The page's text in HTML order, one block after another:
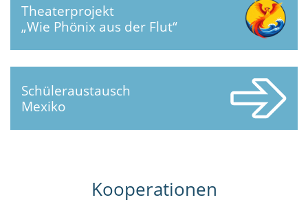
Theaterprojekt
„Wie Phönix aus der Flut“
Schüleraustausch
Mexiko
Kooperationen